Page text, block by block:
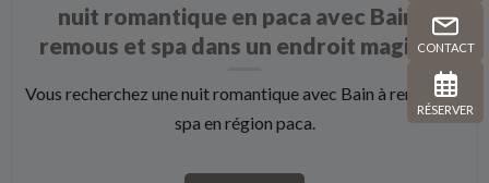
CONTACT
RÉSERVER
nuit romantique en paca avec Bain à
remous et spa dans un endroit magique
Vous recherchez une nuit romantique avec Bain à remous et
spa en région paca.